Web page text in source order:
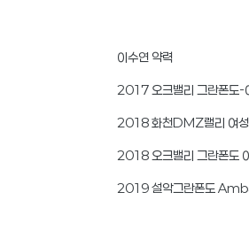
이수연 약력
2017 오크밸리 그란폰도-
2018 화천DMZ랠리 여
2018 오크밸리 그란폰도
2019 설악그란폰도